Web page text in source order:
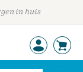
in huis